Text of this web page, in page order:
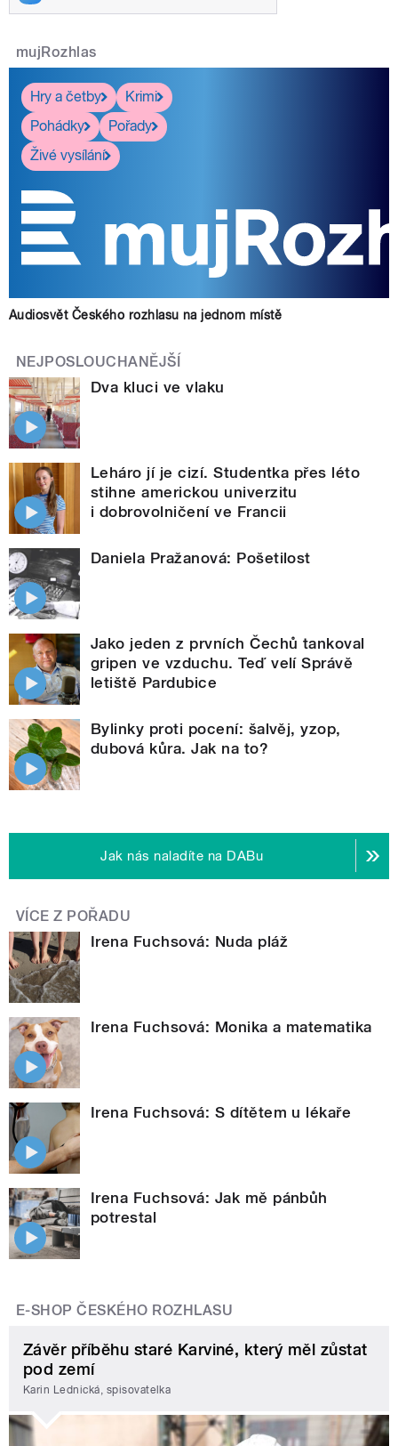
mujRozhlas
Hry a četby
Krimi
Pohádky
Pořady
Živé vysílání
Audiosvět Českého rozhlasu na jednom místě
NEJPOSLOUCHANĚJŠÍ
Dva kluci ve vlaku
Leháro jí je cizí. Studentka přes léto
stihne americkou univerzitu
i dobrovolničení ve Francii
Daniela Pražanová: Pošetilost
Jako jeden z prvních Čechů tankoval
gripen ve vzduchu. Teď velí Správě
letiště Pardubice
Bylinky proti pocení: šalvěj, yzop,
dubová kůra. Jak na to?
Jak nás naladíte na DABu
VÍCE Z POŘADU
Irena Fuchsová: Nuda pláž
Irena Fuchsová: Monika a matematika
Irena Fuchsová: S dítětem u lékaře
Irena Fuchsová: Jak mě pánbůh
potrestal
E-SHOP ČESKÉHO ROZHLASU
Závěr příběhu staré Karviné, který měl zůstat
pod zemí
Karin Lednická, spisovatelka